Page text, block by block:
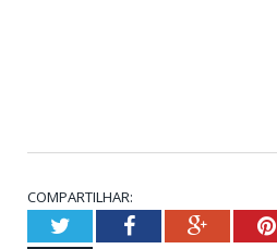
COMPARTILHAR:
TwitterFacebookGoogle+